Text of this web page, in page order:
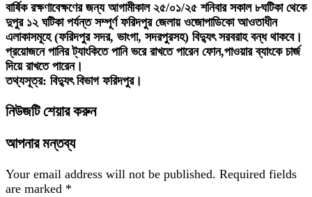
বার্ষিক রক্ষণাবেক্ষণের জন্য আগামীকাল ২৫/০১/২৫ শনিবার সকাল ৮ঘটিকা থেকে
দুপুর ১২ ঘটিকা পর্যন্ত সম্পূর্ণ ফরিদপুর জেলায় ওজোপাডিকো আওতাধীন
এলাকাসমূহে (ফরিদপুর সদর, ভাংগা, সদরপুরসহ) বিদ্যুৎ সরবরাহ বন্ধ থাকবে।
প্রয়োজনে পানির ট্যাংকিতে পানি ভরে রাখতে পারেন ফোন,পাওয়ার ব্যাংকে চার্জ
দিয়ে রাখতে পারেন।
তথ্যসূত্র: বিদ্যুৎ বিভাগ ফরিদপুর।
নিউজটি শেয়ার করুন
আপনার মন্তব্য
Your email address will not be published. Required fields
are marked *